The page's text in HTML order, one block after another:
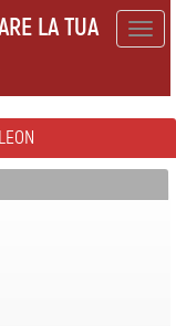
LA TUA